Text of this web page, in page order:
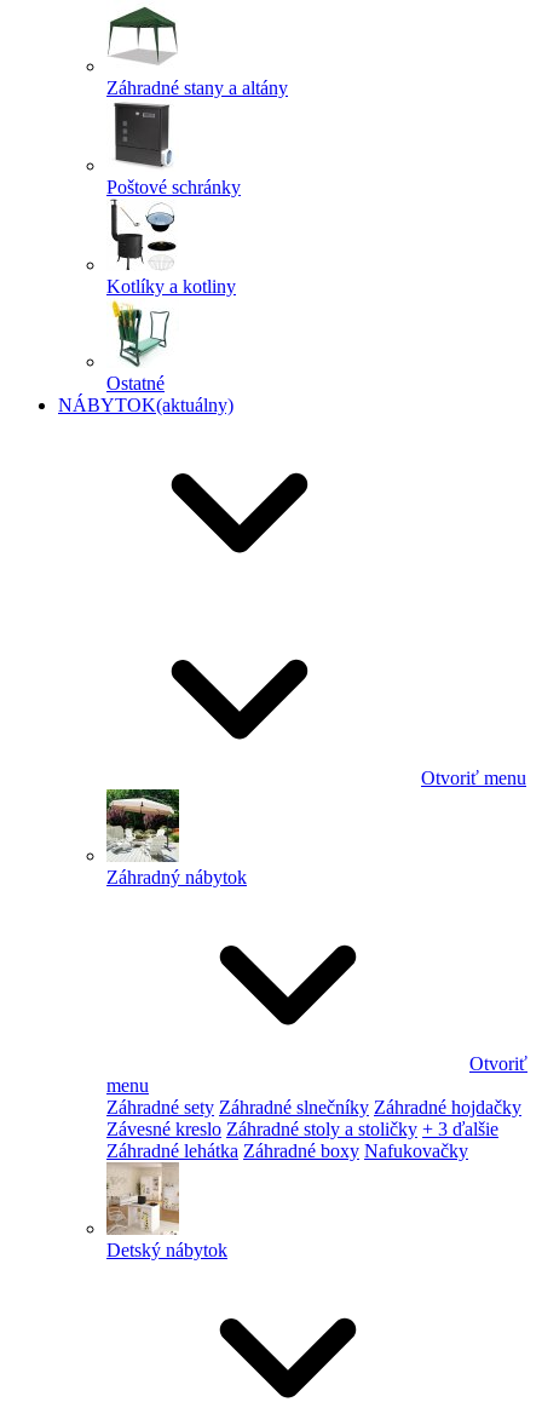
Záhradné stany a altány
Poštové schránky
Kotlíky a kotliny
Ostatné
NÁBYTOK(aktuálny)
Otvoriť menu
Záhradný nábytok
Otvoriť
menu
Záhradné sety Záhradné slnečníky Záhradné hojdačky
Závesné kreslo Záhradné stoly a stoličky + 3 ďalšie
Záhradné lehátka Záhradné boxy Nafukovačky
Detský nábytok